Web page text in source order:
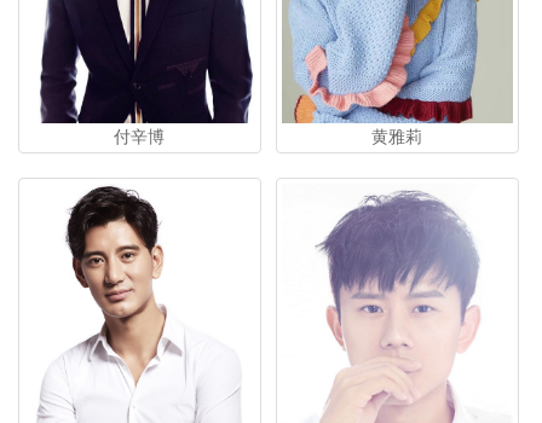
付辛博 黄雅莉